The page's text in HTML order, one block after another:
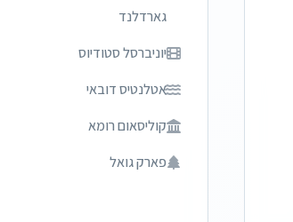
גארדלנד
יוניברסל סטודיוס
אטלנטיס דובאי
קוליסאום רומא
פארק גואל